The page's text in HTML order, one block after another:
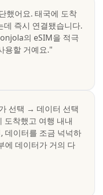
했어요. 태국에 도착
즉시 연결됐습니다.
의 eSIM을 적극
용할 거예요."
선택 → 데이터 선택
도착했고 여행 내내
데이터를 조금 넉넉하
에 데이터가 거의 다